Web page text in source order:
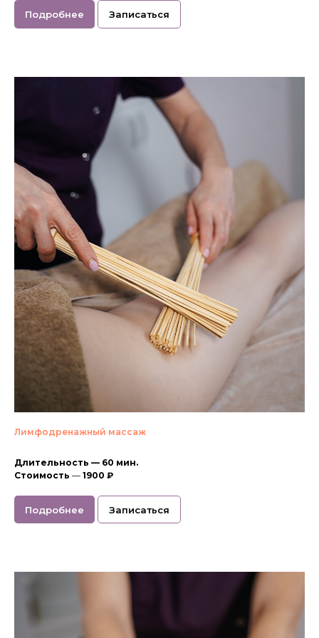
Подробнее Записаться
Лимфодренажный массаж
Длительность — 60 мин.
Стоимость — 1900 ₽
Подробнее Записаться